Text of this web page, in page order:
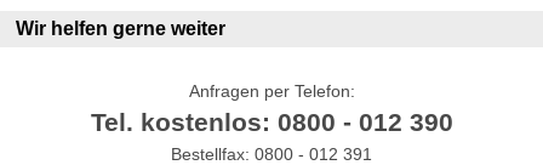
Wir helfen gerne weiter
Anfragen per Telefon:
Tel. kostenlos: 0800 - 012 390
Bestellfax: 0800 - 012 391